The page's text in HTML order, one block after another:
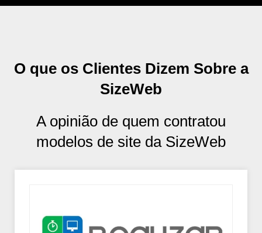
O que os Clientes Dizem Sobre a
SizeWeb
A opinião de quem contratou
modelos de site da SizeWeb